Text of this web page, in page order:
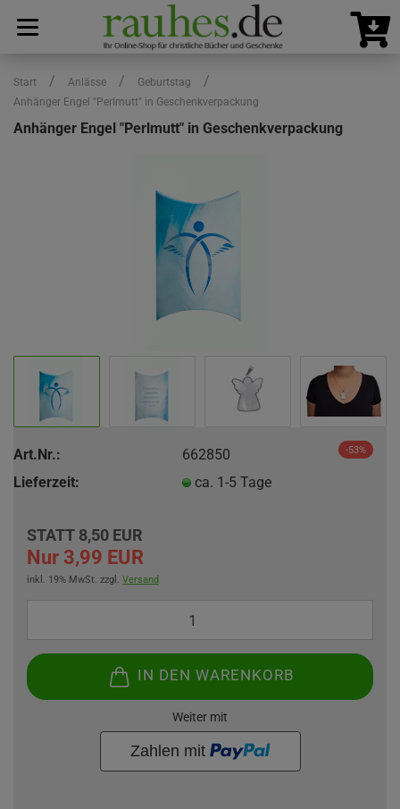
Start / Anlässe / Geburtstag /
Anhänger Engel "Perlmutt" in Geschenkverpackung
Anhänger Engel "Perlmutt" in Geschenkverpackung
-53%
Art.Nr.:
662850
Lieferzeit:
ca. 1-5 Tage
STATT 8,50 EUR
Nur 3,99 EUR
inkl. 19% MwSt. zzgl. Versand
IN DEN WARENKORB
Weiter mit